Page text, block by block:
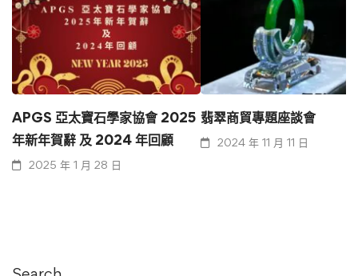
APGS 亞太寶石學家協會 2025
年新年賀辭 及 2024 年回顧
2025 年 1 月 28 日
翡翠商貿專題座談會
2024 年 11 月 11 日